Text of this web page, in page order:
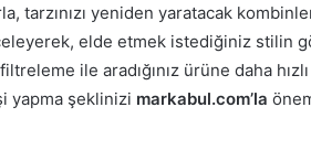
tarzınızı yeniden yaratacak
elde etmek istediğiniz stilin
ile aradığınız ürüne daha hızlı
yapma şeklinizi markabul.com’la